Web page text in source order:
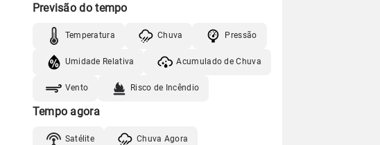
Vento Umidade
Previsão do tempo
Temperatura Chuva Pressão
Umidade Relativa Acumulado de Chuva
Vento Risco de Incêndio
Tempo agora
Satélite Chuva Agora